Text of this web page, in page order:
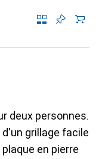
deux personnes.
grillage facile
en pierre